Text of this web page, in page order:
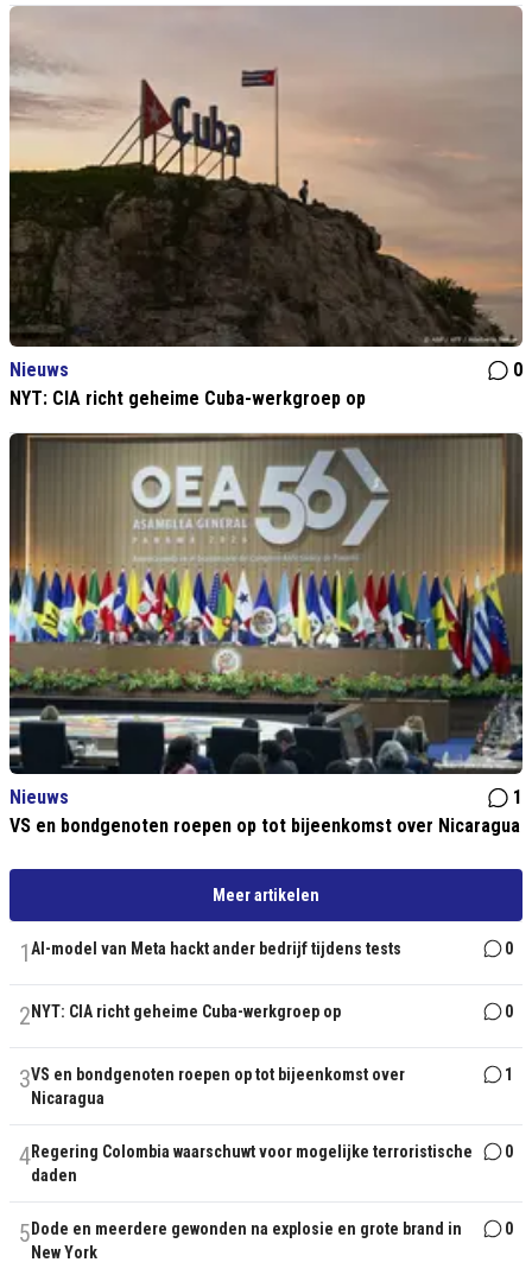
Nieuws
0
NYT: CIA richt geheime Cuba-werkgroep op
Nieuws
1
VS en bondgenoten roepen op tot bijeenkomst over Nicaragua
Meer artikelen
1AI-model van Meta hackt ander bedrijf tijdens tests 0
2 NYT: CIA richt geheime Cuba-werkgroep op 0
3VS en bondgenoten roepen op tot bijeenkomst over
Nicaragua
1
4Regering Colombia waarschuwt voor mogelijke terroristische
daden
0
5 Dode en meerdere gewonden na explosie en grote brand in
New York
0